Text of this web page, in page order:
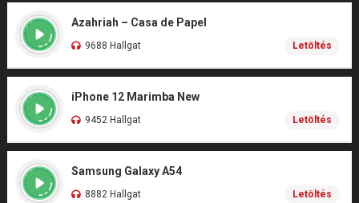
Azahriah – Casa de Papel
9688 Hallgat Letöltés
iPhone 12 Marimba New
9452 Hallgat Letöltés
Samsung Galaxy A54
8882 Hallgat Letöltés